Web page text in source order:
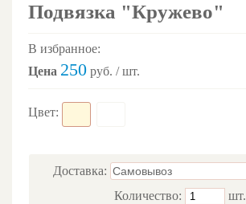
Подвязка "Кружево"
В избранное:
Цена 250 руб. / шт.
Цвет:
Доставка:
Количество:
шт.